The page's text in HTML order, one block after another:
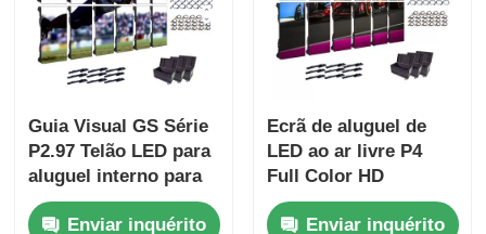
Guia Visual GS Série
P2.97 Telão LED para
aluguel interno para
eventos de
exposição, 7680 Hz
Enviar inquérito
Ecrã de aluguel de
LED ao ar livre P4
Full Color HD
Aeroporto Use Mobile
Stage Background
Enviar inquérito